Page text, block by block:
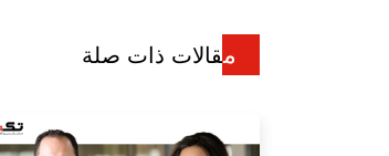
مقالات ذات صلة